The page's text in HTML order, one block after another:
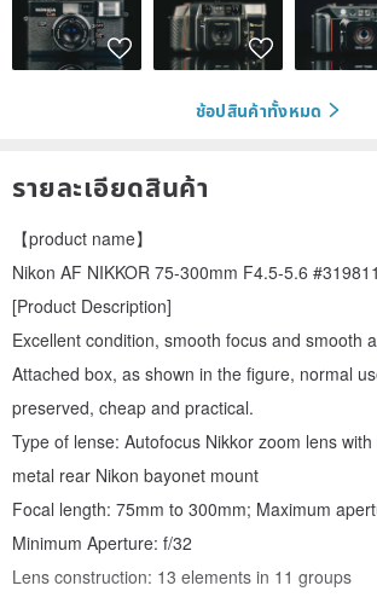
ช้อปสินค้าทั้งหมด
รายละเอียดสินค้า
【product name】
Nikon AF NIKKOR 75-300mm F4.5-5.6 #319811
[Product Description]
Excellent condition, smooth focus and smooth
Attached box, as shown in the figure, normal
preserved, cheap and practical.
Type of lense: Autofocus Nikkor zoom lens
metal rear Nikon bayonet mount
Focal length: 75mm to 300mm; Maximum
Minimum Aperture: f/32
Lens construction: 13 elements in 11 groups